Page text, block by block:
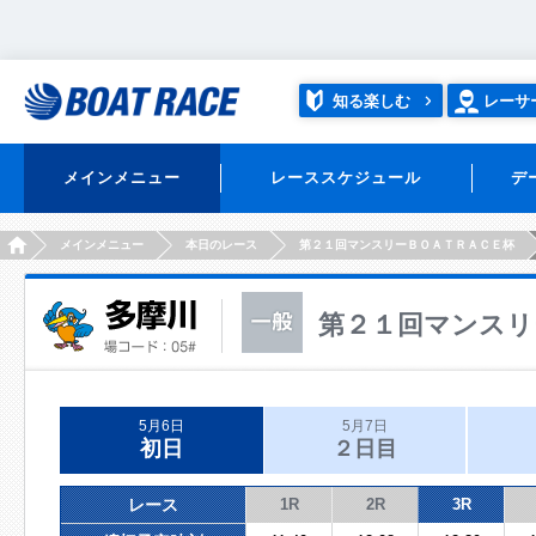
知る楽しむ レーサ
メインメニュー レーススケジュール デ
HOMEメインメニュー 本日のレース 第２１回マンスリーＢＯＡＴＲＡＣＥ杯
第２１回マンス
5月6日
初日
5月7日
２日目
レース 1R 2R 3R